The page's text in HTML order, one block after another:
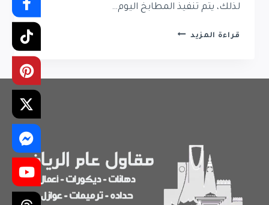
لذلك، يتم تنفيذ المطابخ اليوم…
قراءة المزيد تركيب
حي
حطين